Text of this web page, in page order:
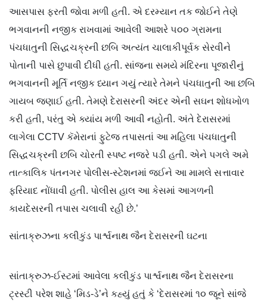
આસપાસ ફરતી જોવા મળી હતી. એ દરમ્યાન તક જોઈને તેણે
ભગવાનની નજીક રાખવામાં આવેલી આશરે ૫૦૦ ગ્રામના
પંચધાતુની સિદ્ધચક્રની છબિ અત્યંત ચાલાકીપૂર્વક સેરવીને
પોતાની પાસે છુપાવી દીધી હતી. સાંજના સમયે મંદિરના પૂજારીનું
ભગવાનની મૂર્તિ નજીક ધ્યાન ગયું ત્યારે તેમને પંચધાતુની આ છબિ
ગાયબ જણાઈ હતી. તેમણે દેરાસરની અંદર એની સઘન શોધખોળ
કરી હતી, પરંતુ એ ક્યાંય મળી આવી નહોતી. અંતે દેરાસરમાં
લાગેલા CCTV કૅમેરાનાં ફુટેજ તપાસતાં આ મહિલા પંચધાતુની
સિદ્ધચક્રની છબિ ચોરતી સ્પષ્ટ નજરે પડી હતી. એને પગલે અમે
તાત્કાલિક પંતનગર પોલીસ-સ્ટેશનમાં જઈને આ મામલે સત્તાવાર
ફરિયાદ નોંધાવી હતી. પોલીસ હાલ આ કેસમાં આગળની
કાયદેસરની તપાસ ચલાવી રહી છે.’
સાંતાક્રુઝના કલીકુંડ પાર્શ્વનાથ જૈન દેરાસરની ઘટના
સાંતાક્રુઝ-ઈસ્ટમાં આવેલા કલીકુંડ પાર્શ્વનાથ જૈન દેરાસરના
ટ્રસ્ટી પરેશ શાહે ‘મિડ-ડે’ને કહ્યું હતું કે ‘દેરાસરમાં ૧૦ જૂને સાંજે